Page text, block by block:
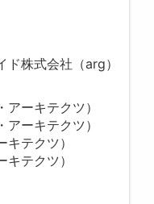
株式会社（arg）
ーキテクツ）
ーキテクツ）
テクツ）
テクツ）